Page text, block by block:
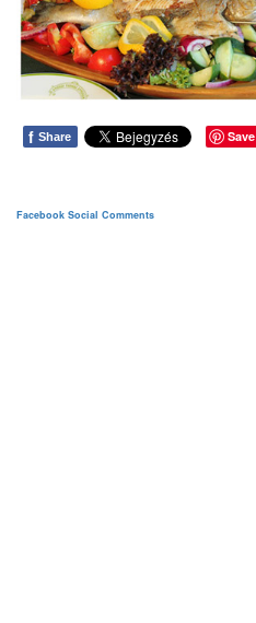
f Share Save
Facebook Social Comments